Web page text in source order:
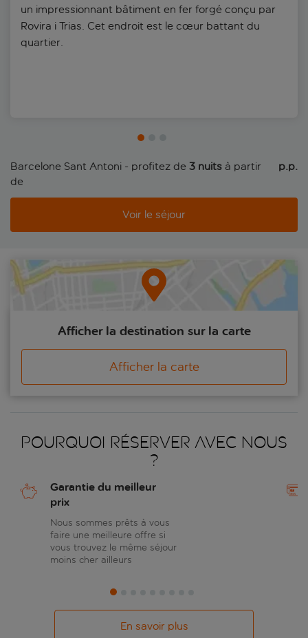
un impressionnant bâtiment en fer forgé conçu par
Rovira i Trias. Cet endroit est le cœur battant du
quartier.
Barcelone Sant Antoni - profitez de 3 nuits à partir
de
p.p.
Voir le séjour
Afficher la destination sur la carte
Afficher la carte
Pourquoi réserver avec nous
?
Garantie du meilleur
prix
Nous sommes prêts à vous
faire une meilleure offre si
vous trouvez le même séjour
moins cher ailleurs
En savoir plus